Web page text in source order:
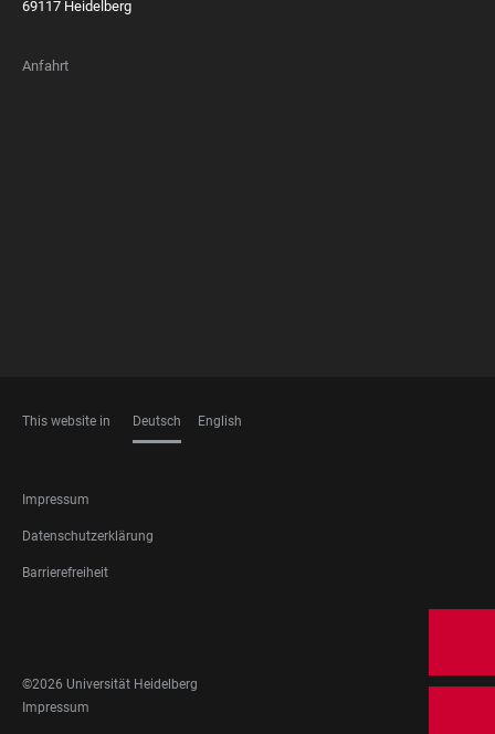
69117 Heidelberg
Anfahrt
This website in Deutsch English
FOOTER
LEGAL
Impressum
Datenschutzerklärung
Barrierefreiheit
MEDIA
©2026 Universität Heidelberg
FOOTER
Impressum